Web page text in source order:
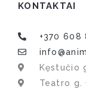
KONTAKTAI
+370 608
Kęstučio
Teatro g.